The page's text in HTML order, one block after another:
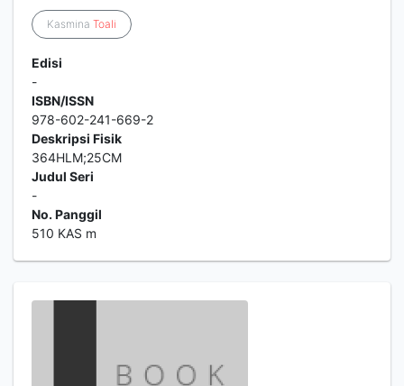
Kasmina Toali
Edisi
-
ISBN/ISSN
978-602-241-669-2
Deskripsi Fisik
364HLM;25CM
Judul Seri
-
No. Panggil
510 KAS m